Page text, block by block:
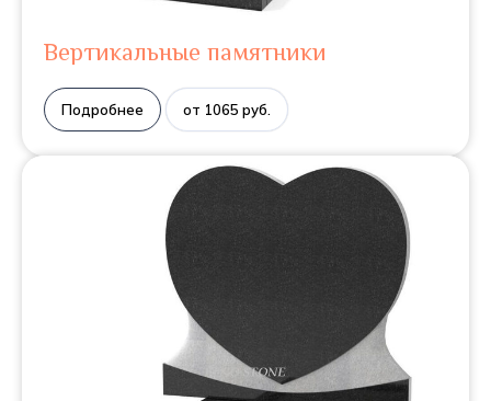
Вертикальные памятники
Подробнее от 1065 руб.